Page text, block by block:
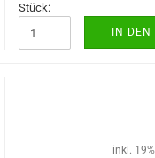
Stück:
IN
inkl.